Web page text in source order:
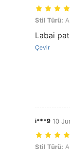
Stil Türü: A,
Stil Türü: A
Labai
Çevir
i***9 10
Stil Türü: A,
Stil Türü: A